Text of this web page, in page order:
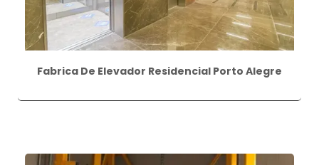
Fabrica De Elevador Residencial Porto Alegre